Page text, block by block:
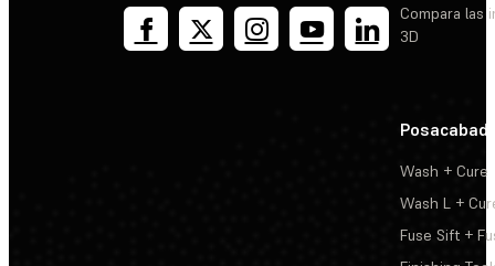
Compara las
3D
Wash + Cure
Wash L +
Fuse Sift +